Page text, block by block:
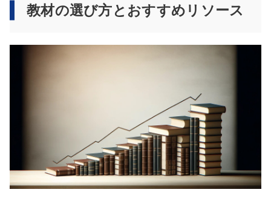
教材の選び方とおすすめリソース